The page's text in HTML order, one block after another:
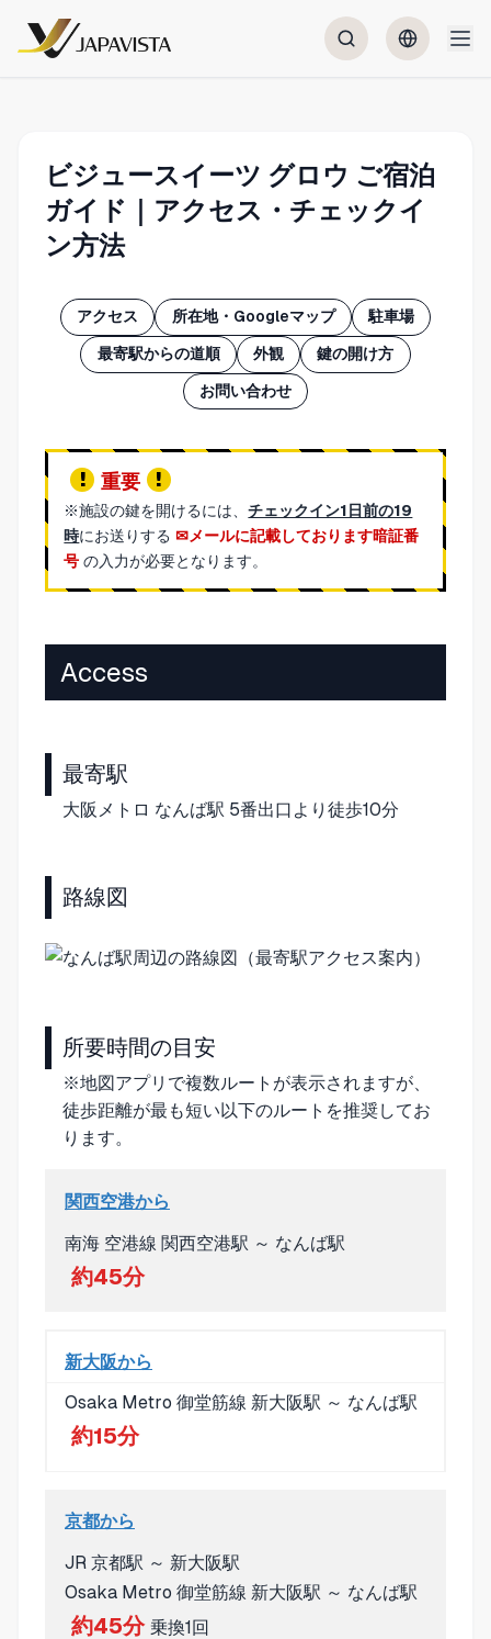
ビジュースイーツ グロウ ご宿泊
ガイド｜アクセス・チェックイ
ン方法
アクセス 所在地・Googleマップ 駐車場
最寄駅からの道順 外観 鍵の開け方
お問い合わせ
重要
※施設の鍵を開けるには、チェックイン1日前の19
時にお送りする
メールに記載しております暗証番
号 の入力が必要となります。
Access
最寄駅
大阪メトロ なんば駅 5番出口より徒歩10分
路線図
所要時間の目安
※地図アプリで複数ルートが表示されますが、
徒歩距離が最も短い以下のルートを推奨してお
ります。
関西空港から
南海 空港線 関西空港駅 ～ なんば駅
約45分
新大阪から
Osaka Metro 御堂筋線 新大阪駅 ～ なんば駅
約15分
京都から
JR 京都駅 ～ 新大阪駅
Osaka Metro 御堂筋線 新大阪駅 ～ なんば駅
約45分 乗換1回